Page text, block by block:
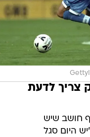
צריך לדעת
חושב שיש
היום סגל